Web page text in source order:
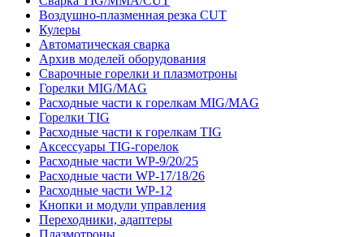
Воздушно-плазменная резка CUT
Кулеры
Автоматическая сварка
Архив моделей оборудования
Сварочные горелки и плазмотроны
Горелки MIG/MAG
Расходные части к горелкам MIG/MAG
Горелки TIG
Расходные части к горелкам TIG
Аксессуары TIG-горелок
Расходные части WP-9/20/25
Расходные части WP-17/18/26
Расходные части WP-12
Кнопки и модули управления
Переходники, адаптеры
Плазмотроны